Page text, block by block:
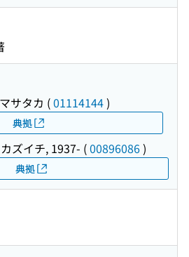
サタカ (01114144)
典拠
ズイチ, 1937- (00896086)
典拠